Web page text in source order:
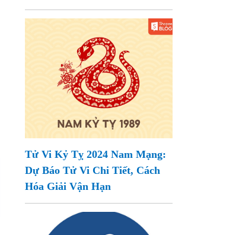
Tử Vi Kỷ Tỵ 2024 Nam Mạng:
Dự Báo Tử Vi Chi Tiết, Cách
Hóa Giải Vận Hạn